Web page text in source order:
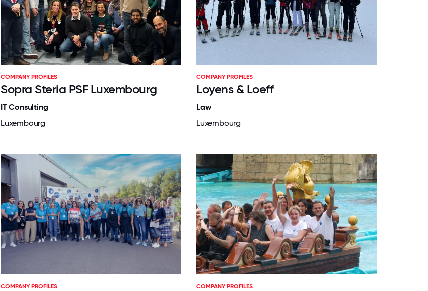
COMPANY PROFILES
Sopra Steria PSF Luxembourg
IT Consulting
Luxembourg
COMPANY PROFILES
Loyens & Loeff
Law
Luxembourg
COMPANY PROFILES COMPANY PROFILES